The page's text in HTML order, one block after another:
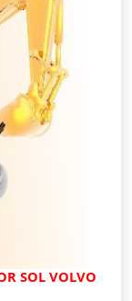
SOL VOLVO